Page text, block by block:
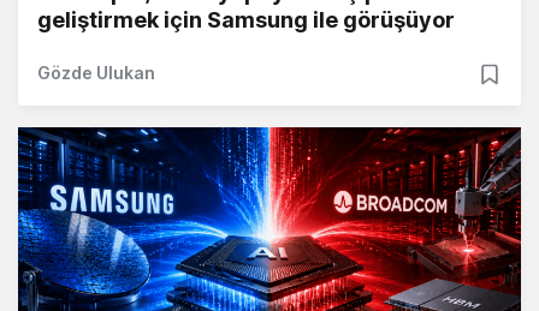
geliştirmek için Samsung ile görüşüyor
Gözde Ulukan